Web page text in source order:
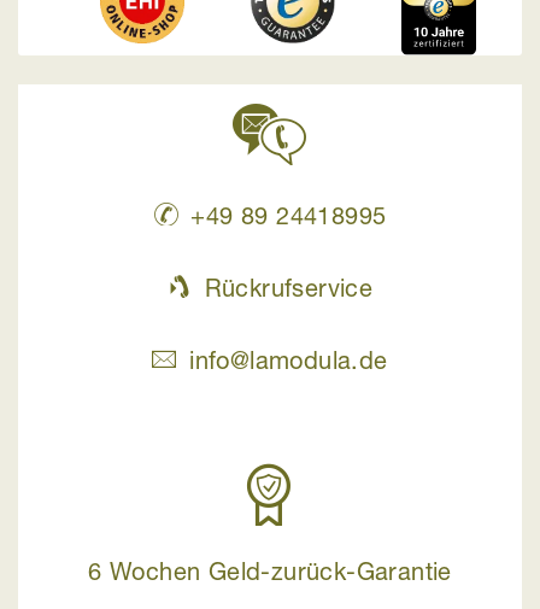
+49 89 24418995
Rückrufservice
info@lamodula.de
6 Wochen Geld-zurück-Garantie